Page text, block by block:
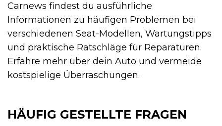
Carnews findest du ausführliche
Informationen zu häufigen Problemen bei
verschiedenen Seat-Modellen, Wartungstipps
und praktische Ratschläge für Reparaturen.
Erfahre mehr über dein Auto und vermeide
kostspielige Überraschungen.
HÄUFIG GESTELLTE FRAGEN